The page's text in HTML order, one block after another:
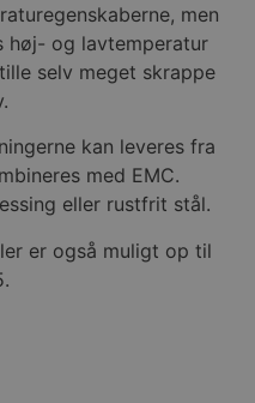
men
høj- og lavtemperatur
selv meget skrappe
kan leveres fra
med EMC.
eller rustfrit stål.
er også muligt op til